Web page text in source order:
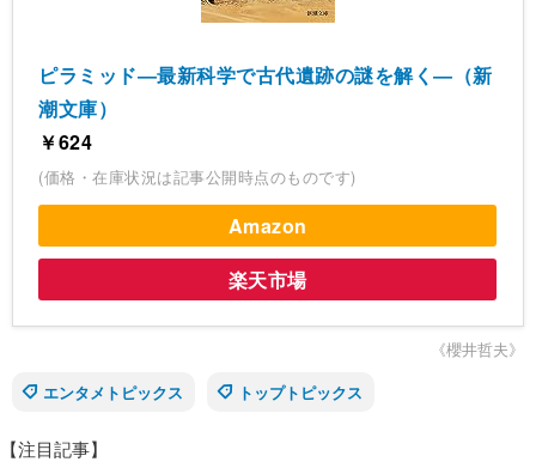
ピラミッド―最新科学で古代遺跡の謎を解く―（新
潮文庫）
￥624
(価格・在庫状況は記事公開時点のものです)
Amazon
楽天市場
《櫻井哲夫》
エンタメトピックス
トップトピックス
【注目記事】